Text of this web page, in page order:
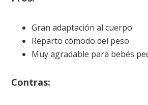
Gran adaptación al cuerpo
Reparto cómodo del peso
Muy agradable para bebés
Contras: